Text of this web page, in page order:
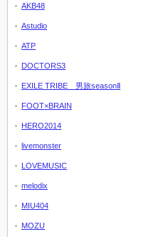
AKB48
Astudio
ATP
DOCTORS3
EXILE TRIBE 男旅seasonⅡ
FOOT×BRAIN
HERO2014
livemonster
LOVEMUSIC
melodix
MIU404
MOZU